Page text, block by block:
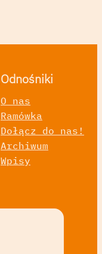
Odnośniki
O nas
Ramówka
Dołącz do nas!
Archiwum
Wpisy